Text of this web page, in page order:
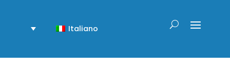
Italiano